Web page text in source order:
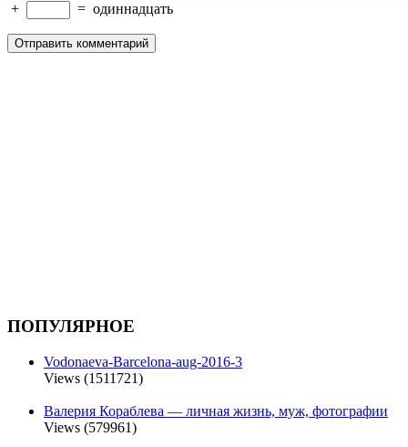
+ = одиннадцать
ПОПУЛЯРНОЕ
Vodonaeva-Barcelona-aug-2016-3
Views (1511721)
Валерия Кораблева — личная жизнь, муж, фотографии
Views (579961)